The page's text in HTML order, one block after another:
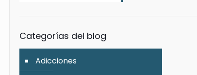
Categorías del blog
Adicciones